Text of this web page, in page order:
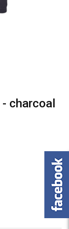
charcoal